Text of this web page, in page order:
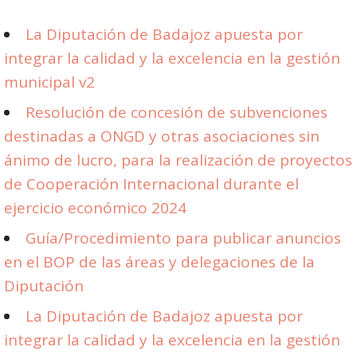
La Diputación de Badajoz apuesta por
integrar la calidad y la excelencia en la gestión
municipal v2
Resolución de concesión de subvenciones
destinadas a ONGD y otras asociaciones sin
ánimo de lucro, para la realización de proyectos
de Cooperación Internacional durante el
ejercicio económico 2024
Guía/Procedimiento para publicar anuncios
en el BOP de las áreas y delegaciones de la
Diputación
La Diputación de Badajoz apuesta por
integrar la calidad y la excelencia en la gestión